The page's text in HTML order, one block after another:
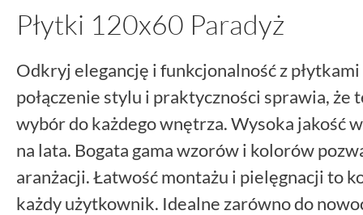
Płytki 120x60 Paradyż
Odkryj elegancję i funkcjonalność z płytkami
połączenie stylu i praktyczności sprawia, że
wybór do każdego wnętrza. Wysoka jakość
na lata. Bogata gama wzorów i kolorów
aranżacji. Łatwość montażu i pielęgnacji to
każdy użytkownik. Idealne zarówno do